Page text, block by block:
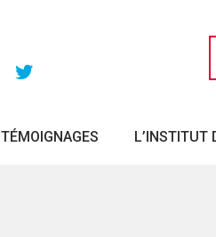
TÉMOIGNAGES L’INSTITUT